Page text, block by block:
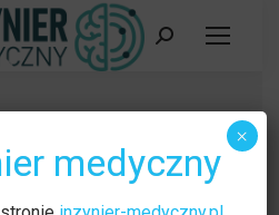
Szukaj:
w
Therapeutic
medyczny
×